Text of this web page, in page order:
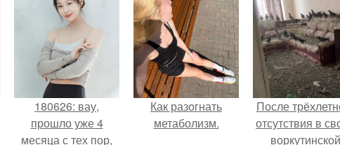
180626: вау,
прошло уже 4
месяца с тех пор,
Как разогнать
метаболизм.
После
отсутствия в
воркутинской